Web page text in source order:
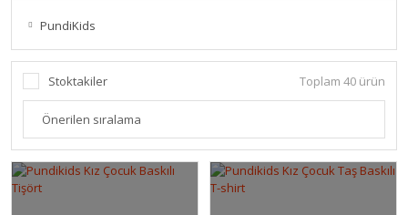
PundiKids
Stoktakiler Toplam 40 ürün